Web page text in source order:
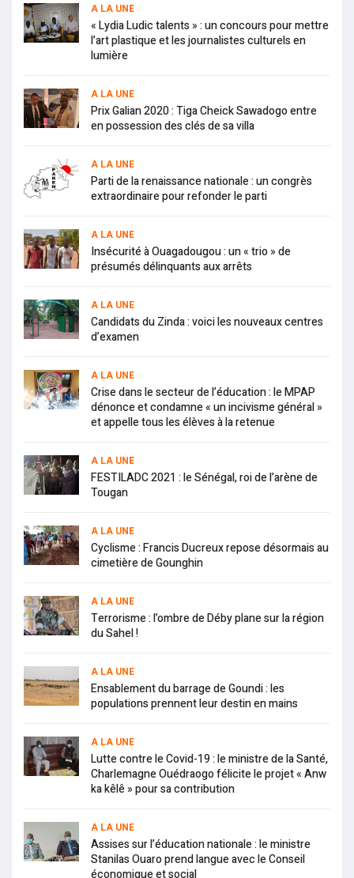
A LA UNE
« Lydia Ludic talents » : un concours pour mettre
l’art plastique et les journalistes culturels en
lumière
A LA UNE
Prix Galian 2020 : Tiga Cheick Sawadogo entre
en possession des clés de sa villa
A LA UNE
Parti de la renaissance nationale : un congrès
extraordinaire pour refonder le parti
A LA UNE
Insécurité à Ouagadougou : un « trio » de
présumés délinquants aux arrêts
A LA UNE
Candidats du Zinda : voici les nouveaux centres
d’examen
A LA UNE
Crise dans le secteur de l’éducation : le MPAP
dénonce et condamne « un incivisme général »
et appelle tous les élèves à la retenue
A LA UNE
FESTILADC 2021 : le Sénégal, roi de l’arène de
Tougan
A LA UNE
Cyclisme : Francis Ducreux repose désormais au
cimetière de Gounghin
A LA UNE
Terrorisme : l’ombre de Déby plane sur la région
du Sahel !
A LA UNE
Ensablement du barrage de Goundi : les
populations prennent leur destin en mains
A LA UNE
Lutte contre le Covid-19 : le ministre de la Santé,
Charlemagne Ouédraogo félicite le projet « Anw
ka kêlê » pour sa contribution
A LA UNE
Assises sur l’éducation nationale : le ministre
Stanilas Ouaro prend langue avec le Conseil
économique et social